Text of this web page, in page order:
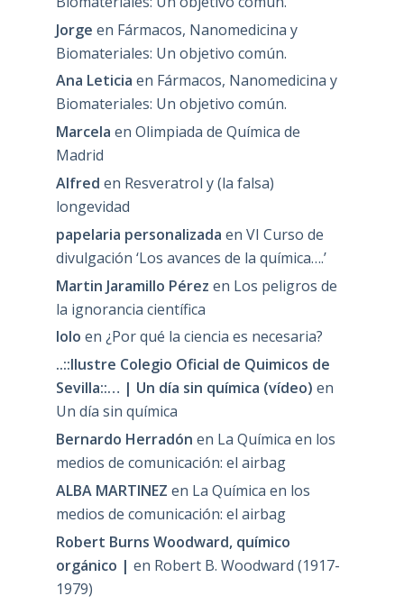
Jorge en Fármacos, Nanomedicina y
Biomateriales: Un objetivo común.
Ana Leticia en Fármacos, Nanomedicina y
Biomateriales: Un objetivo común.
Marcela en Olimpiada de Química de
Madrid
Alfred en Resveratrol y (la falsa)
longevidad
papelaria personalizada en VI Curso de
divulgación ‘Los avances de la química….’
Martin Jaramillo Pérez en Los peligros de
la ignorancia científica
lolo en ¿Por qué la ciencia es necesaria?
..::Ilustre Colegio Oficial de Quimicos de
Sevilla::… | Un día sin química (vídeo) en
Un día sin química
Bernardo Herradón en La Química en los
medios de comunicación: el airbag
ALBA MARTINEZ en La Química en los
medios de comunicación: el airbag
Robert Burns Woodward, químico
orgánico | en Robert B. Woodward (1917-
1979)